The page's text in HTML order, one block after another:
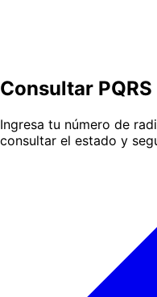
Consultar PQRS
Ingresa tu número de
consultar el estado y